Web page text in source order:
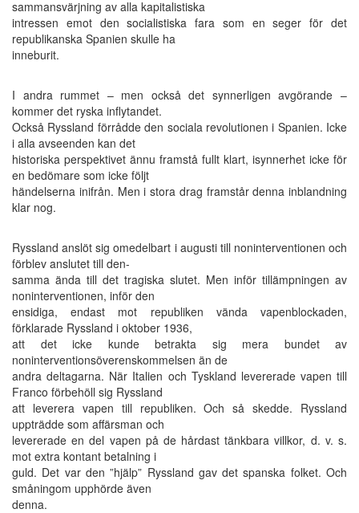
sammansvärjning av alla kapitalistiska
intressen emot den socialistiska fara som en seger för det
republikanska Spanien skulle ha
inneburit.
I andra rummet – men också det synnerligen avgörande –
kommer det ryska inflytandet.
Också Ryssland förrådde den sociala revolutionen i Spanien. Icke
i alla avseenden kan det
historiska perspektivet ännu framstå fullt klart, isynnerhet icke för
en bedömare som icke följt
händelserna inifrån. Men i stora drag framstår denna inblandning
klar nog.
Ryssland anslöt sig omedelbart i augusti till noninterventionen och
förblev anslutet till den-
samma ända till det tragiska slutet. Men inför tillämpningen av
noninterventionen, inför den
ensidiga, endast mot republiken vända vapenblockaden,
förklarade Ryssland i oktober 1936,
att det icke kunde betrakta sig mera bundet av
noninterventionsöverenskommelsen än de
andra deltagarna. När Italien och Tyskland levererade vapen till
Franco förbehöll sig Ryssland
att leverera vapen till republiken. Och så skedde. Ryssland
uppträdde som affärsman och
levererade en del vapen på de hårdast tänkbara villkor, d. v. s.
mot extra kontant betalning i
guld. Det var den ”hjälp” Ryssland gav det spanska folket. Och
småningom upphörde även
denna.